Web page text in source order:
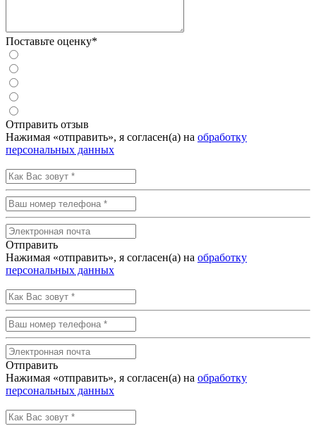
Поставьте оценку*
Отправить отзыв
Нажимая «отправить», я согласен(а) на обработку
персональных данных
Отправить
Нажимая «отправить», я согласен(а) на обработку
персональных данных
Отправить
Нажимая «отправить», я согласен(а) на обработку
персональных данных